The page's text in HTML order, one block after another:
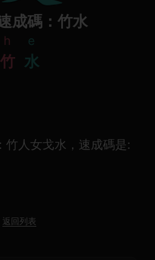
成碼：竹水
h
竹
e
水
竹人女戈水，速成碼是:
返回列表